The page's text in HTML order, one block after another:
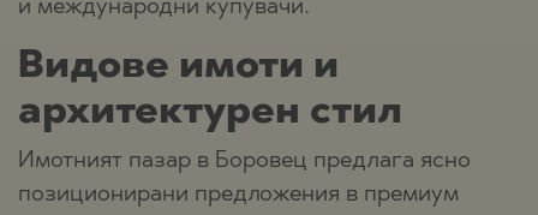
и международни купувачи.
Видове имоти и
архитектурен стил
Имотният пазар в Боровец предлага ясно
позиционирани предложения в премиум